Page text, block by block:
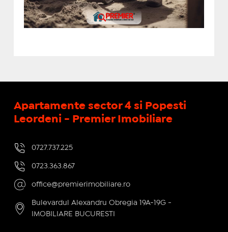
Apartamente sector 4 si Popesti
Leordeni - Premier Imobiliare
0727.737.225
0723.363.867
office@premierimobiliare.ro
Bulevardul Alexandru Obregia 19A-19G -
IMOBILIARE BUCURESTI